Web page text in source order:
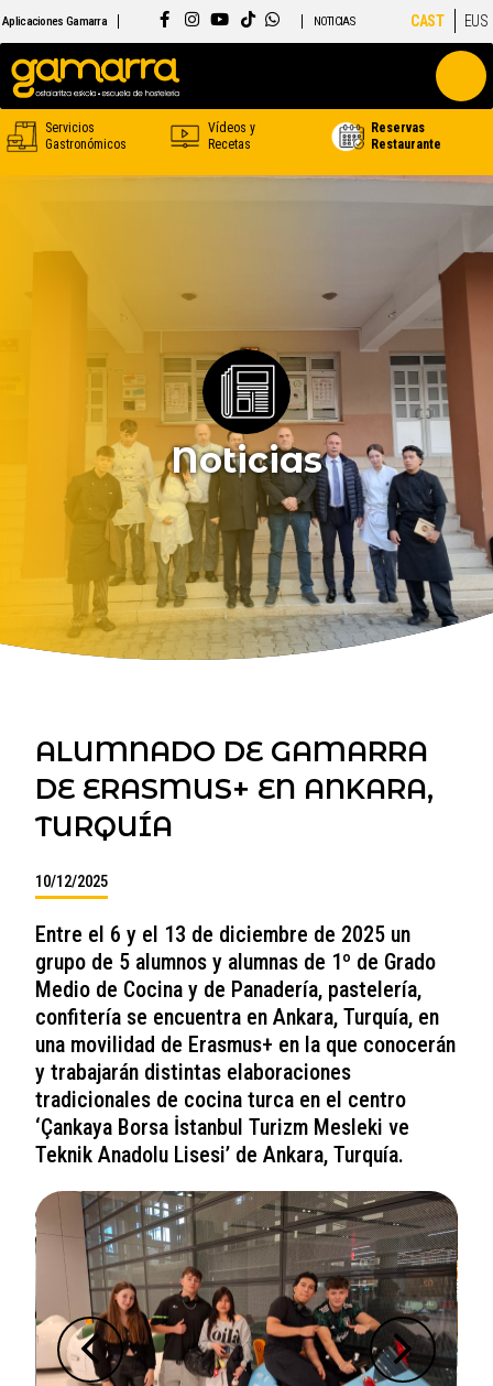
Aplicaciones Gamarra NOTICIAS CAST EUS
Servicios
Gastronómicos
Vídeos y
Recetas
Reservas
Restaurante
Noticias
ALUMNADO DE GAMARRA
DE ERASMUS+ EN ANKARA,
TURQUÍA
10/12/2025
Entre el 6 y el 13 de diciembre de 2025 un
grupo de 5 alumnos y alumnas de 1º de Grado
Medio de Cocina y de Panadería, pastelería,
confitería se encuentra en Ankara, Turquía, en
una movilidad de Erasmus+ en la que conocerán
y trabajarán distintas elaboraciones
tradicionales de cocina turca en el centro
‘Çankaya Borsa İstanbul Turizm Mesleki ve
Teknik Anadolu Lisesi’ de Ankara, Turquía.